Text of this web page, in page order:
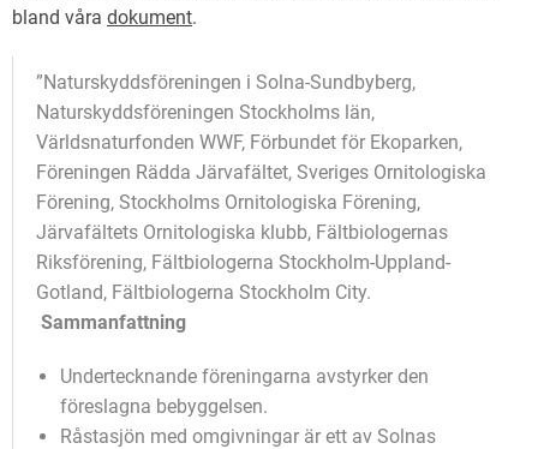
bland våra dokument.
”Naturskyddsföreningen i Solna-Sundbyberg,
Naturskyddsföreningen Stockholms län,
Världsnaturfonden WWF, Förbundet för Ekoparken,
Föreningen Rädda Järvafältet, Sveriges Ornitologiska
Förening, Stockholms Ornitologiska Förening,
Järvafältets Ornitologiska klubb, Fältbiologernas
Riksförening, Fältbiologerna Stockholm-Uppland-
Gotland, Fältbiologerna Stockholm City.
Sammanfattning
Undertecknande föreningarna avstyrker den
föreslagna bebyggelsen.
Råstasjön med omgivningar är ett av Solnas